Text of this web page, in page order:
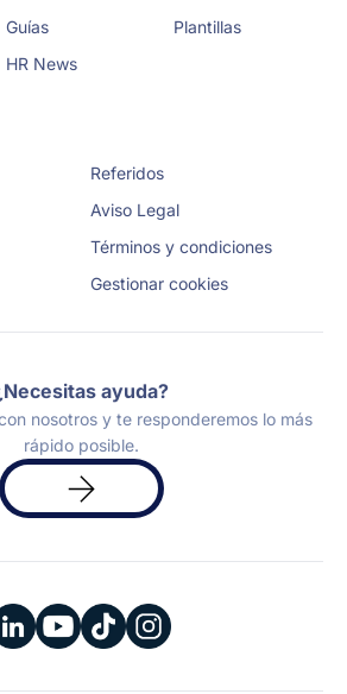
Guías
Plantillas
HR News
Referidos
Aviso Legal
Términos y condiciones
Gestionar cookies
ayuda?
nosotros y te responderemos lo más
rápido posible.
Solicita
una
demo